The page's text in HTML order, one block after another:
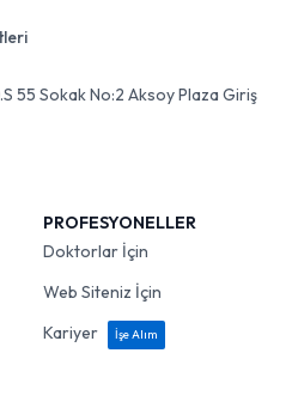
55 Sokak No:2 Aksoy Plaza Giriş
PROFESYONELLER
Doktorlar İçin
Web Siteniz İçin
Kariyer
İşe Alım